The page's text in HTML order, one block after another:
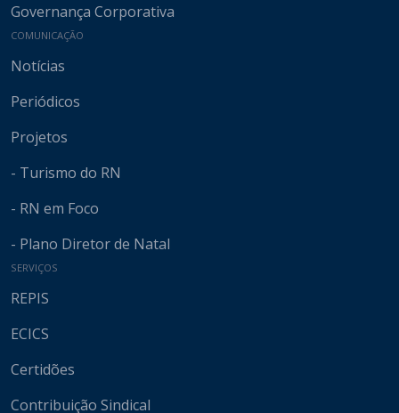
Governança Corporativa
COMUNICAÇÃO
Notícias
Periódicos
Projetos
- Turismo do RN
- RN em Foco
- Plano Diretor de Natal
SERVIÇOS
REPIS
ECICS
Certidões
Contribuição Sindical